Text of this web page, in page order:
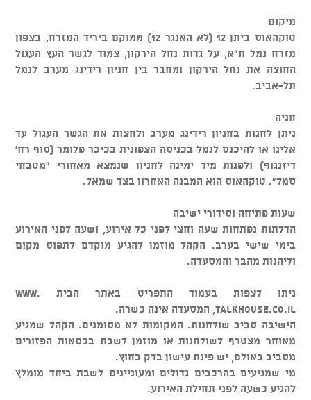
מיקום
טוקהאוס ביתן 12 (לא האנגר 12) ממוקם ביריד המזרח, בצפון
מזרח נמל ת"א, על גדות נחל הירקון, צמוד לגשר העץ העגול
החוצה את נחל הירקון ומחבר בין חניון רידינג מערב לנמל
תל-אביב.
חניה
ניתן לחנות בחניון רידינג מערב ולחצות את הגשר העגול עד
אלינו או להיכנס לנמל בכניסה הצפונית בכיכר פלומר (סוף רח'
דיזנגוף) ולפנות מיד ימינה לחניון שנמצא מאחורי "מטבחי
סמל". טוקהאוס הוא המבנה האחרון בצד שמאל.
שעות פתיחה וסידורי ישיבה
הדלתות נפתחות שעה וחצי לפני כל אירוע, ושעה לפני האירוע
בימי שישי בערב. הקהל מוזמן להגיע מוקדם לתפוס מקום
וליהנות מהבר והמסעדה.
ניתן לצפות בעמוד התפריט באתר הבית www.
talkhouse.co.il, המסעדה אינה כשרה.
הישיבה סביב שולחנות. המקומות לא מסומנים. הקהל שמגיע
מאוחר מצטרף לשולחנות או מוזמן לשבת בכסאות הפזורים
מסביב באולם, יש פינת עישון בדק בחוץ.
מי שמגיעים בהרכבים גדולים ומעוניינים לשבת ביחד מומלץ
להגיע כשעה לפני תחילת האירוע.